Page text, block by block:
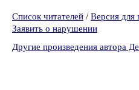
Список читателей / Версия для
Заявить о нарушении
Другие произведения автора